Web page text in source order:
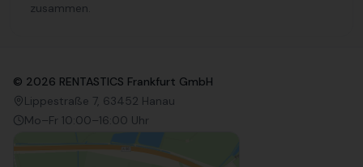
zusammen.
© 2026 RENTASTICS Frankfurt GmbH
Lippestraße 7, 63452 Hanau
Mo–Fr 10:00–16:00 Uhr